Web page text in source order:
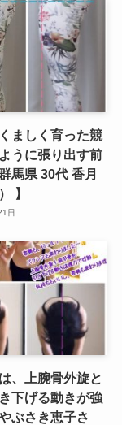
ましく育った競
うに張り出す前
馬県 30代 香月
】
日
、上腕骨外旋と
下げる動きが強
ぶさき恵子さ